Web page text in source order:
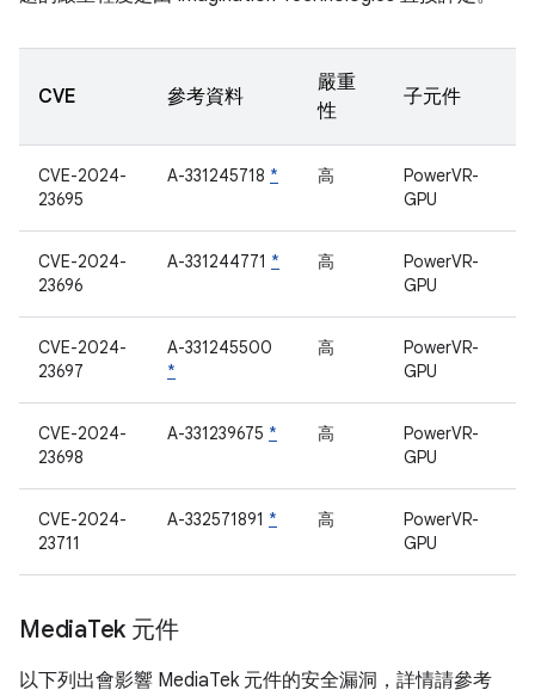
CVE 參考資料
嚴重
性
子元件
CVE-2024-
23695
A-331245718 * 高
PowerVR-
GPU
CVE-2024-
23696
A-331244771 * 高
PowerVR-
GPU
CVE-2024-
23697
A-331245500
*
高
PowerVR-
GPU
CVE-2024-
23698
A-331239675 * 高
PowerVR-
GPU
CVE-2024-
23711
A-332571891 * 高
PowerVR-
GPU
MediaTek 元件
以下列出會影響 MediaTek 元件的安全漏洞，詳情請參考